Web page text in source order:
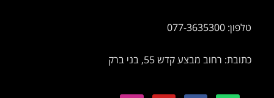
טלפון: 077-3635300
כתובת: רחוב מבצע קדש 55, בני ברק